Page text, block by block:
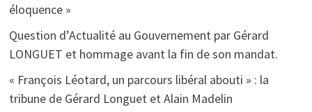
éloquence »
Question d’Actualité au Gouvernement par Gérard
LONGUET et hommage avant la fin de son mandat.
« François Léotard, un parcours libéral abouti » : la
tribune de Gérard Longuet et Alain Madelin